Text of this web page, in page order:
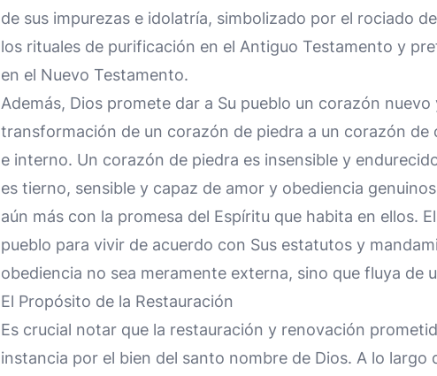
de sus impurezas e idolatría, simbolizado por el rociado
los rituales de purificación en el Antiguo Testamento y
en el Nuevo Testamento.
Además, Dios promete dar a Su pueblo un corazón
transformación de un corazón de piedra a un corazón
e interno. Un corazón de piedra es insensible y
es tierno, sensible y capaz de amor y obediencia
aún más con la promesa del Espíritu que habita en ellos.
pueblo para vivir de acuerdo con Sus estatutos y
obediencia no sea meramente externa, sino que fluya de
El Propósito de la Restauración
Es crucial notar que la restauración y renovación
instancia por el bien del santo nombre de Dios. A lo largo